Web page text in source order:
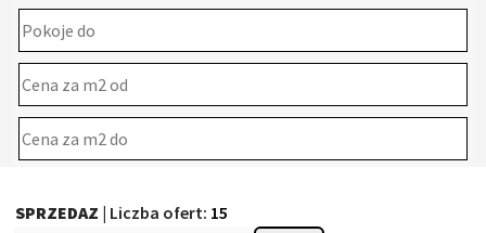
SPRZEDAZ | Liczba ofert: 15